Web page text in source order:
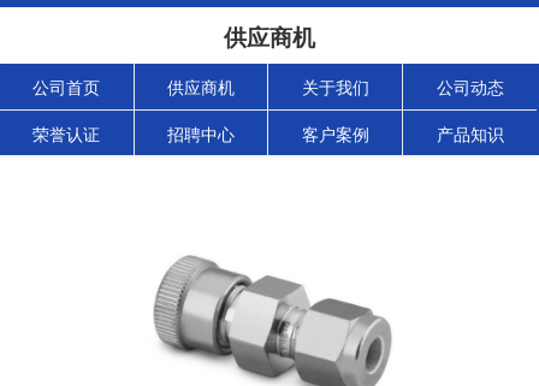
供应商机
公司首页 供应商机 关于我们 公司动态
荣誉认证 招聘中心 客户案例 产品知识